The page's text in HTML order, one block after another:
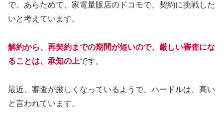
で、あらためて、家電量販店のドコモで、契約に挑戦した
いと考えています。
解約から、再契約までの期間が短いので、厳しい審査にな
ることは、承知の上です。
最近、審査が厳しくなっているようで、ハードルは、高い
と言われています。